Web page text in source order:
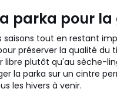
parka pour
tout en restant
préserver la qualité
plutôt qu'au sèche-
la parka sur un cintre
les hivers à venir.